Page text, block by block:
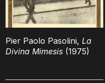
Pier Paolo Pasolini, La
Divina Mimesis(1975)